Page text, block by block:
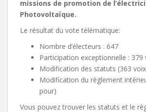
missions de promotion de
Photovoltaïque.
Le résultat du vote télématique:
Nombre d’électeurs : 647
Participation exceptionnelle : 379
Modification des statuts (363
Modification du règlement
pour)
Vous pouvez trouver les statuts et le